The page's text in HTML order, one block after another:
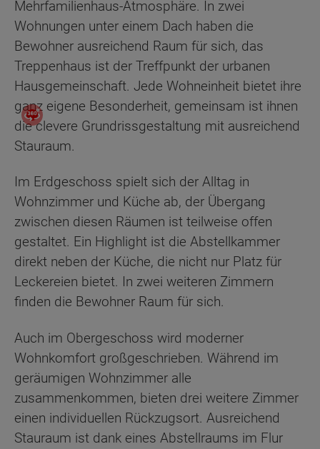
Mehrfamilienhaus-Atmosphäre. In zwei
Wohnungen unter einem Dach haben die
Bewohner ausreichend Raum für sich, das
Treppenhaus ist der Treffpunkt der urbanen
Hausgemeinschaft. Jede Wohneinheit bietet ihre
ganz eigene Besonderheit, gemeinsam ist ihnen
die clevere Grundrissgestaltung mit ausreichend
Stauraum.
Im Erdgeschoss spielt sich der Alltag in
Wohnzimmer und Küche ab, der Übergang
zwischen diesen Räumen ist teilweise offen
gestaltet. Ein Highlight ist die Abstellkammer
direkt neben der Küche, die nicht nur Platz für
Leckereien bietet. In zwei weiteren Zimmern
finden die Bewohner Raum für sich.
Auch im Obergeschoss wird moderner
Wohnkomfort großgeschrieben. Während im
geräumigen Wohnzimmer alle
zusammenkommen, bieten drei weitere Zimmer
einen individuellen Rückzugsort. Ausreichend
Stauraum ist dank eines Abstellraums im Flur